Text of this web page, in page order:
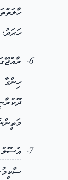
ހަރަދު؛
އުސޫލު